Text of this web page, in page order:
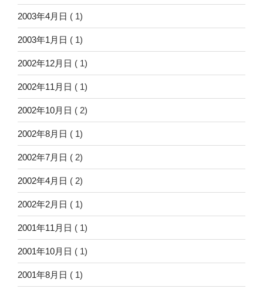
2003年4月日 ( 1)
2003年1月日 ( 1)
2002年12月日 ( 1)
2002年11月日 ( 1)
2002年10月日 ( 2)
2002年8月日 ( 1)
2002年7月日 ( 2)
2002年4月日 ( 2)
2002年2月日 ( 1)
2001年11月日 ( 1)
2001年10月日 ( 1)
2001年8月日 ( 1)